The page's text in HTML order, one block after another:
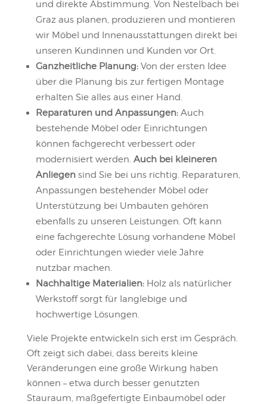
und direkte Abstimmung. Von Nestelbach bei
Graz aus planen, produzieren und montieren
wir Möbel und Innenausstattungen direkt bei
unseren Kundinnen und Kunden vor Ort.
Ganzheitliche Planung:Von der ersten Idee
über die Planung bis zur fertigen Montage
erhalten Sie alles aus einer Hand.
Reparaturen und Anpassungen:Auch
bestehende Möbel oder Einrichtungen
können fachgerecht verbessert oder
modernisiert werden. Auch bei kleineren
Anliegensind Sie bei uns richtig. Reparaturen,
Anpassungen bestehender Möbel oder
Unterstützung bei Umbauten gehören
ebenfalls zu unseren Leistungen. Oft kann
eine fachgerechte Lösung vorhandene Möbel
oder Einrichtungen wieder viele Jahre
nutzbar machen.
Nachhaltige Materialien:Holz als natürlicher
Werkstoff sorgt für langlebige und
hochwertige Lösungen.
Viele Projekte entwickeln sich erst im Gespräch.
Oft zeigt sich dabei, dass bereits kleine
Veränderungen eine große Wirkung haben
können – etwa durch besser genutzten
Stauraum, maßgefertigte Einbaumöbel oder